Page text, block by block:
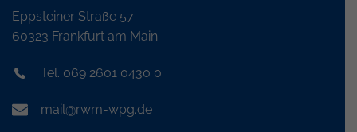
Eppsteiner Straße 57
60323 Frankfurt am Main
Tel. 069 2601 0430 0
mail@rwm-wpg.de